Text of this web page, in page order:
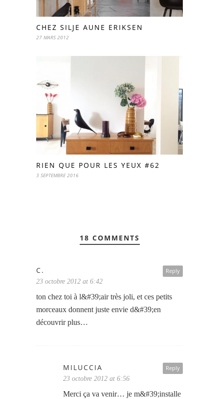
CHEZ SILJE AUNE ERIKSEN
27 MARS 2012
RIEN QUE POUR LES YEUX #62
3 SEPTEMBRE 2016
18 COMMENTS
Reply
C.
23 octobre 2012 at 6:42
ton chez toi à l&#39;air très joli, et ces petits
morceaux donnent juste envie d&#39;en
découvrir plus…
Reply
MILUCCIA
23 octobre 2012 at 6:56
Merci ça va venir… je m&#39;installe